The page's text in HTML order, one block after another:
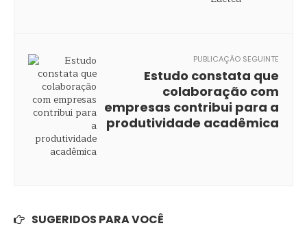
PUBLICAÇÃO SEGUINTE
Estudo constata que
colaboração com
empresas contribui para a
produtividade acadêmica
SUGERIDOS PARA VOCÊ